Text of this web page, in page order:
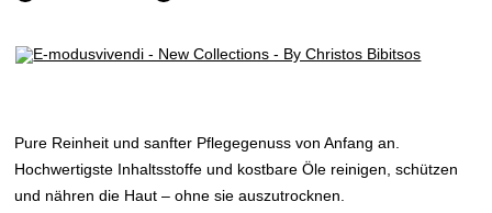
Pure Reinheit und sanfter Pflegegenuss von Anfang an.
Hochwertigste Inhaltsstoffe und kostbare Öle reinigen, schützen
und nähren die Haut – ohne sie auszutrocknen.